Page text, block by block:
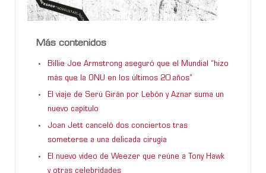
Más contenidos
Billie Joe Armstrong aseguró que el Mundial “hizo
más que la ONU en los últimos 20 años”
El viaje de Serú Girán por Lebón y Aznar suma un
nuevo capítulo
Joan Jett canceló dos conciertos tras
someterse a una delicada cirugía
El nuevo video de Weezer que reúne a Tony Hawk
y otras celebridades